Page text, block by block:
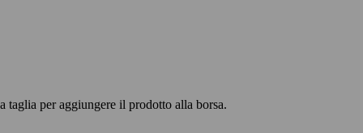
taglia per aggiungere il prodotto alla borsa.